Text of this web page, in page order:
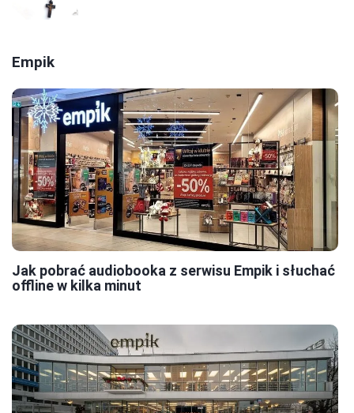
Empik
Jak pobrać audiobooka z serwisu Empik i słuchać
offline w kilka minut